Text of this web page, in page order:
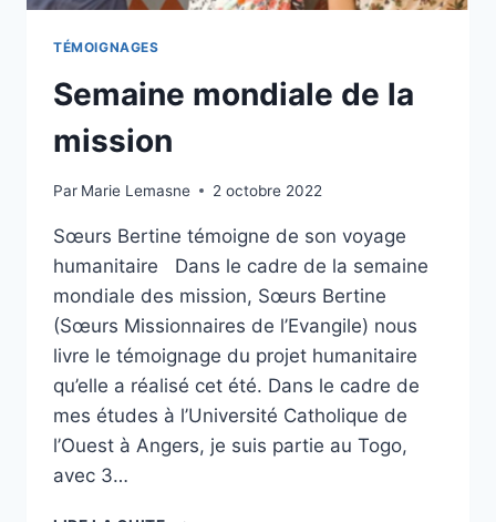
TÉMOIGNAGES
Semaine mondiale de la
mission
Par Marie Lemasne 2 octobre 2022
Sœurs Bertine témoigne de son voyage
humanitaire Dans le cadre de la semaine
mondiale des mission, Sœurs Bertine
(Sœurs Missionnaires de l’Evangile) nous
livre le témoignage du projet humanitaire
qu’elle a réalisé cet été. Dans le cadre de
mes études à l’Université Catholique de
l’Ouest à Angers, je suis partie au Togo,
avec 3…